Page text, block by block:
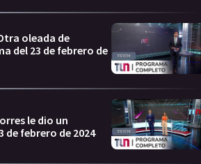
oleada de
del 23 de febrero de
le dio un
de febrero de 2024